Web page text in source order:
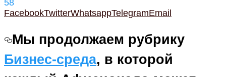
58
FacebookTwitterWhatsappTelegramEmail
Мы продолжаем рубрику
Бизнес-среда, в которой